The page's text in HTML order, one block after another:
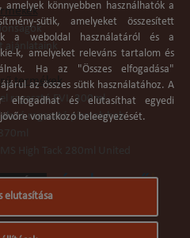
ajánlataink
termékek
ragasztó EVI. 300ml
ragasztó pisztolyhab
High Tack 280ml United
amelyek könnyebben használhatók a
sütik, amelyeket összesített
a weboldal használatáról és a
k, amelyeket releváns tartalom és
Ha az "Összes elfogadása"
az összes sütik használatához. A
elfogadhat és elutasíthat egyedi
vonatkozó beleegyezését.
elutasítása